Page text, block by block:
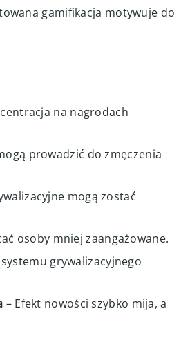
elementy zabawy, które
prowadzić do zmęczenia
mogą zostać
osoby mniej zaangażowane.
grywalizacyjnego